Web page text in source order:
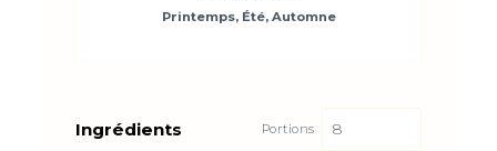
Printemps, Été, Automne
Ingrédients Portions